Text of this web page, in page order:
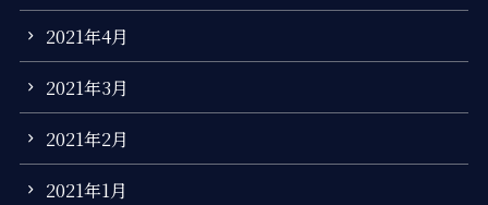
2021年4月
2021年3月
2021年2月
2021年1月